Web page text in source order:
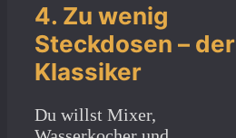
4. Zu wenig
Steckdosen – der
Klassiker
Du willst Mixer,